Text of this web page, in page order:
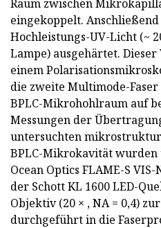
Raum zwischen
eingekoppelt.
Hochleistungs-UV-Licht (~
Lampe) ausgehärtet.
einem
die zweite Multimode-
BPLC-Mikrohohlraum auf
Messungen der
untersuchten
BPLC-Mikrokavität wurden
Ocean Optics FLAME-S
der Schott KL 1600 LED-
Objektiv (20 × , NA = 0,4)
durchgeführt in die